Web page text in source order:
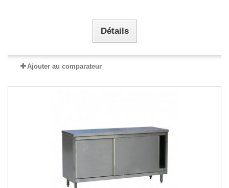
Détails
Ajouter au comparateur